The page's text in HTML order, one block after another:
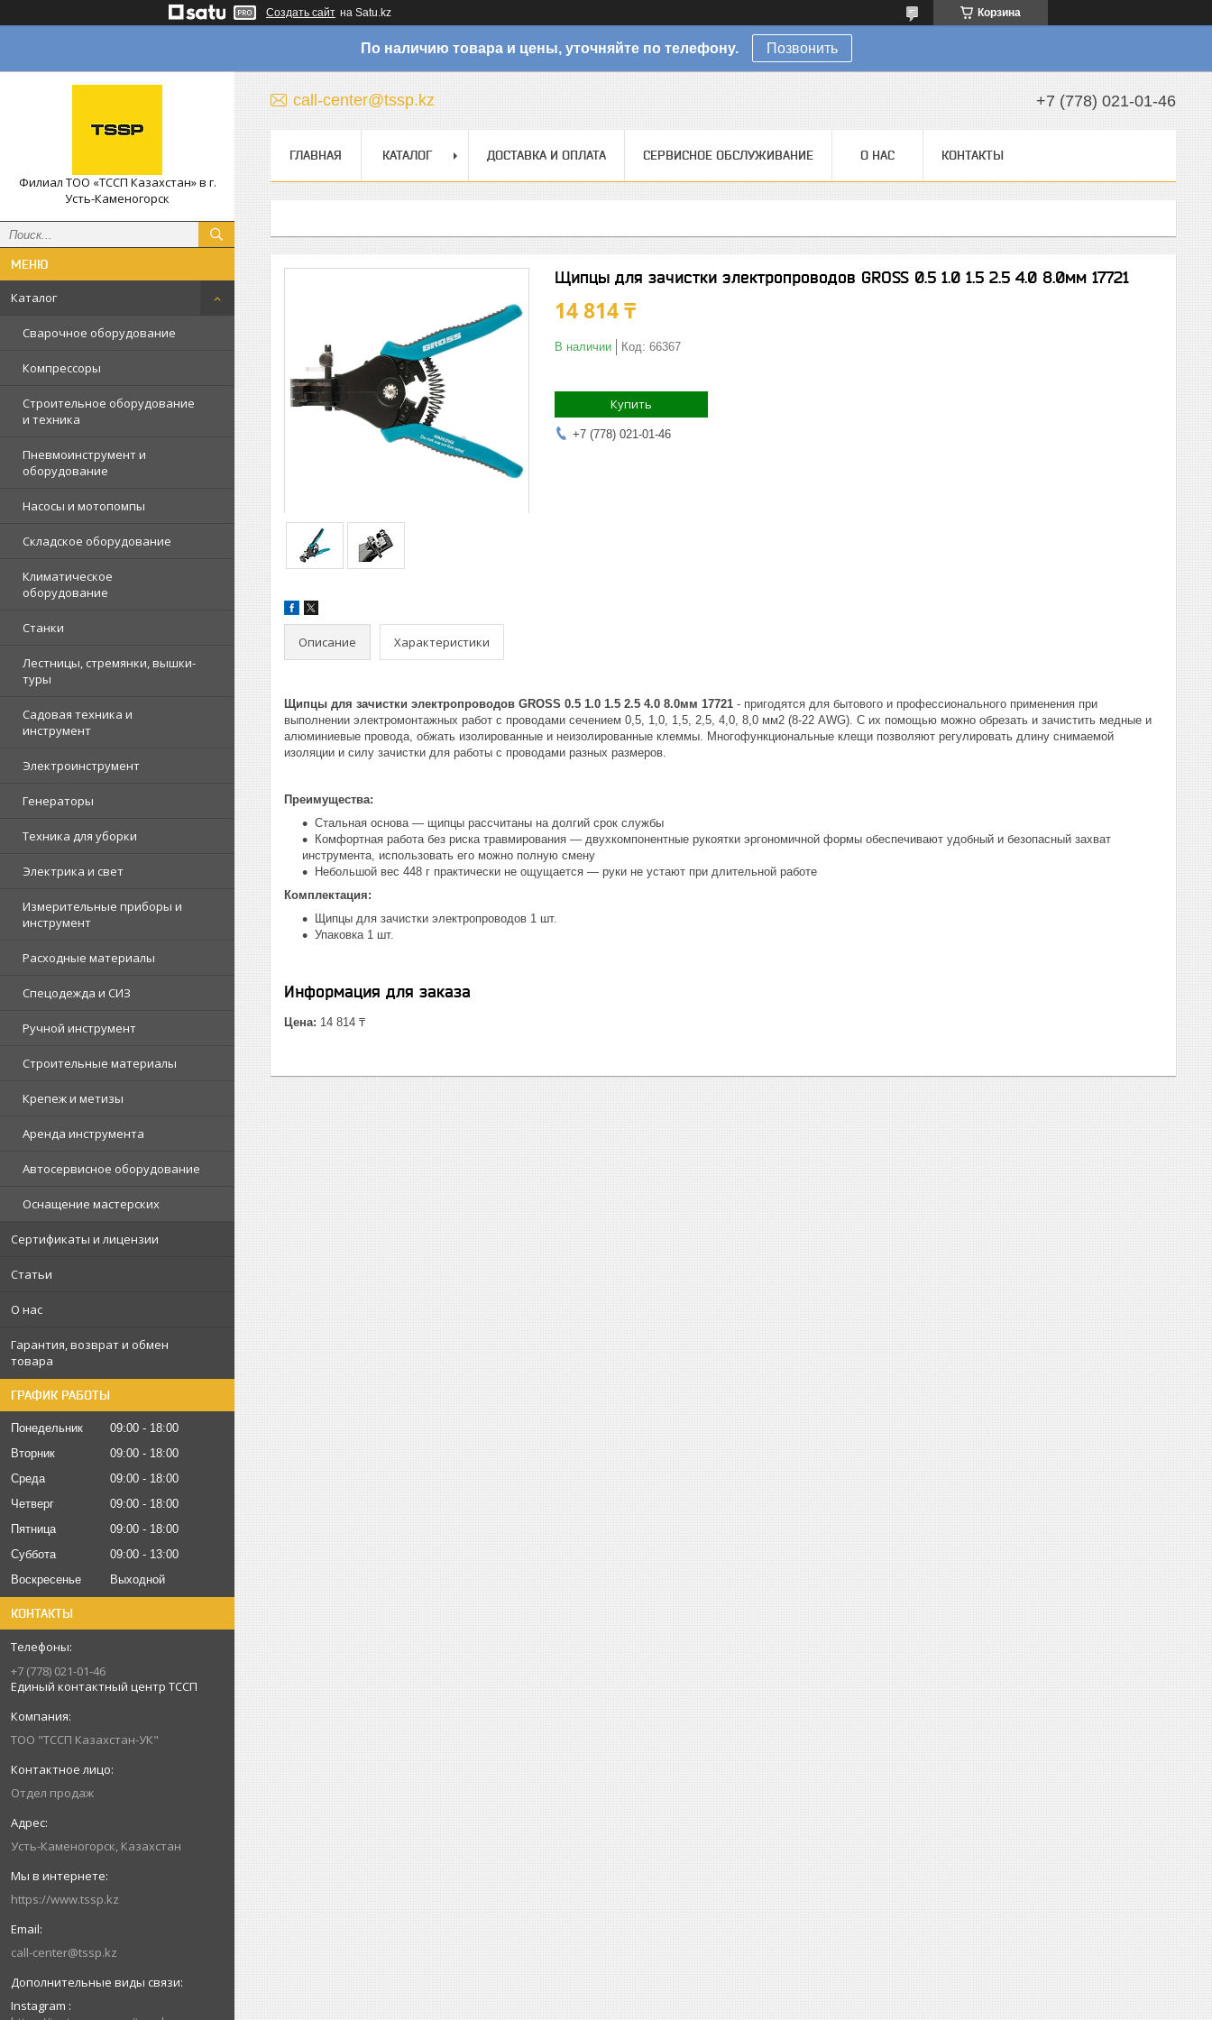
Создать сайт на Satu.kz Корзина
По наличию товара и цены, уточняйте по телефону. Позвонить
Филиал ТОО «ТССП Казахстан» в г.
Усть-Каменогорск
Каталог
Сварочное оборудование
Компрессоры
Строительное оборудование
и техника
Пневмоинструмент и
оборудование
Насосы и мотопомпы
Складское оборудование
Климатическое
оборудование
Станки
Лестницы, стремянки, вышки-
туры
Садовая техника и
инструмент
Электроинструмент
Генераторы
Техника для уборки
Электрика и свет
Измерительные приборы и
инструмент
Расходные материалы
Спецодежда и СИЗ
Ручной инструмент
Строительные материалы
Крепеж и метизы
Аренда инструмента
Автосервисное оборудование
Оснащение мастерских
Сертификаты и лицензии
Статьи
О нас
Гарантия, возврат и обмен
товара
ГРАФИК РАБОТЫ
Понедельник 09:00
18:00
Вторник
09:00
18:00
Среда
09:00
18:00
Четверг
09:00
18:00
Пятница
09:00
18:00
Суббота
09:00
13:00
Воскресенье
Выходной
КОНТАКТЫ
+7 (778) 021-01-46
Единый контактный центр ТССП
ТОО "ТССП Казахстан-УК"
Отдел продаж
Усть-Каменогорск, Казахстан
https://www.tssp.kz
call-center@tssp.kz
Instagram
call-center@tssp.kz +7 (778) 021-01-46
ГЛАВНАЯ КАТАЛОГ ДОСТАВКА И ОПЛАТА СЕРВИСНОЕ ОБСЛУЖИВАНИЕ О НАС КОНТАКТЫ
Щипцы для зачистки электропроводов GROSS 0.5 1.0 1.5 2.5 4.0 8.0мм 17721
14 814 ₸
В наличии Код: 66367
Купить
+7 (778) 021-01-46
Описание Характеристики
Щипцы для зачистки электропроводов GROSS 0.5 1.0 1.5 2.5 4.0 8.0мм 17721 - пригодятся для бытового и профессионального применения при
выполнении электромонтажных работ с проводами сечением 0,5, 1,0, 1,5, 2,5, 4,0, 8,0 мм2 (8-22 AWG). С их помощью можно обрезать и зачистить медные и
алюминиевые провода, обжать изолированные и неизолированные клеммы. Многофункциональные клещи позволяют регулировать длину снимаемой
изоляции и силу зачистки для работы с проводами разных размеров.
Преимущества:
Стальная основа — щипцы рассчитаны на долгий срок службы
Комфортная работа без риска травмирования — двухкомпонентные рукоятки эргономичной формы обеспечивают удобный и безопасный захват
инструмента, использовать его можно полную смену
Небольшой вес 448 г практически не ощущается — руки не устают при длительной работе
Комплектация:
Щипцы для зачистки электропроводов 1 шт.
Упаковка 1 шт.
Информация для заказа
Цена: 14 814 ₸